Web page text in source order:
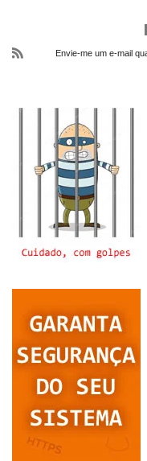
Envie-me um e-mail